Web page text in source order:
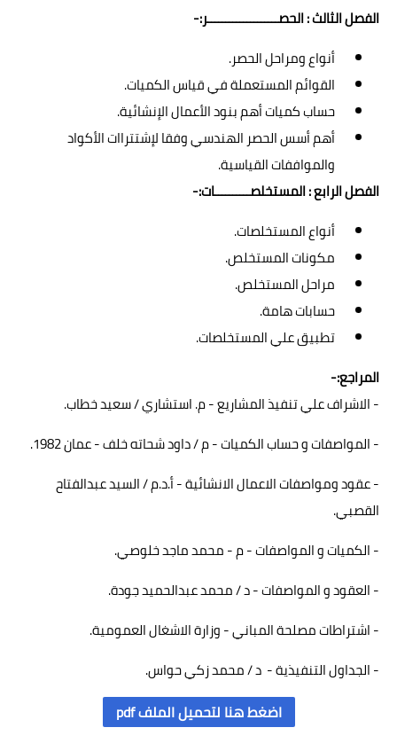
الفصل الثالث : الحصــــــــــــــــــــر:-
أنواع ومراحل الحصر.
القوائم المستعملة في قياس الكميات.
حساب كميات أهم بنود الأعمال الإنشائية.
أهم أسس الحصر الهندسي وفقا لإشتتراات الأكواد
والمواففات القياسية.
الفصل الرابع : المستخلصــــــــــات:-
أنواع المستخلصات.
مكونات المستخلص.
مراحل المستخلص.
حسابات هامة.
تطبيق علي المستخلصات.
المراجع:-
- الاشراف علي تنفيذ المشاريع - م. استشاري / سعيد خطاب.
- المواصفات و حساب الكميات - م / داود شحاته خلف - عمان 1982.
- عقود ومواصفات الاعمال الانشائية - أ.د.م / السيد عبدالفتاح
القصبي.
- الكميات و المواصفات - م - محمد ماجد خلوصي.
- العقود و المواصفات - د / محمد عبدالحميد جودة.
- اشتراطات مصلحة المباني - وزارة الاشغال العمومية.
- الجداول التنفيذية - د / محمد زكي حواس.
اضغط هنا لتحميل الملف pdf